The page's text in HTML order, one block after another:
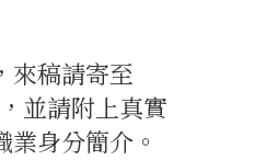
來稿請寄至
並請附上真實
身分簡介。